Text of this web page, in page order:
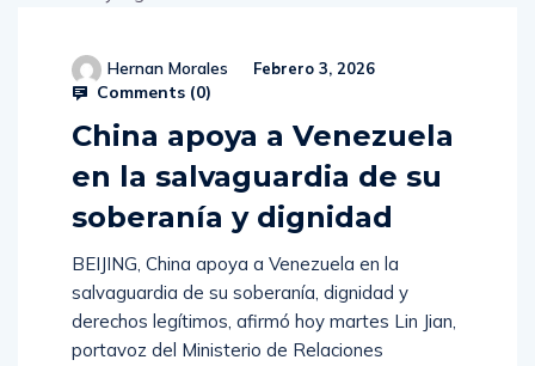
Hernan Morales Febrero 3, 2026
Comments (0)
China apoya a Venezuela
en la salvaguardia de su
soberanía y dignidad
BEIJING, China apoya a Venezuela en la
salvaguardia de su soberanía, dignidad y
derechos legítimos, afirmó hoy martes Lin Jian,
portavoz del Ministerio de Relaciones